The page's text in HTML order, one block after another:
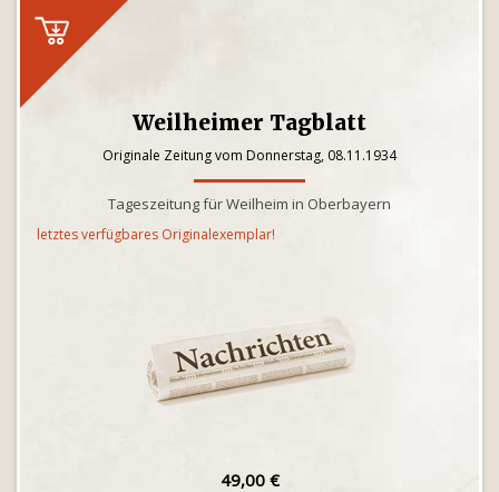
Weilheimer Tagblatt
Originale Zeitung vom Donnerstag, 08.11.1934
Tageszeitung für Weilheim in Oberbayern
letztes verfügbares Originalexemplar!
49,00 €